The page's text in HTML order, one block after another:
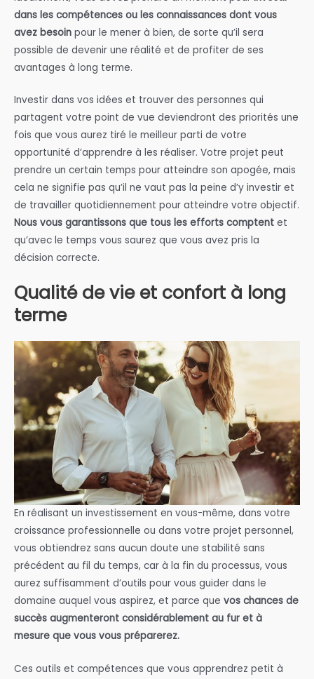
dans les compétences ou les connaissances dont vous
avez besoin pour le mener à bien, de sorte qu’il sera
possible de devenir une réalité et de profiter de ses
avantages à long terme.
Investir dans vos idées et trouver des personnes qui
partagent votre point de vue deviendront des priorités une
fois que vous aurez tiré le meilleur parti de votre
opportunité d’apprendre à les réaliser. Votre projet peut
prendre un certain temps pour atteindre son apogée, mais
cela ne signifie pas qu’il ne vaut pas la peine d’y investir et
de travailler quotidiennement pour atteindre votre objectif.
Nous vous garantissons que tous les efforts comptent et
qu’avec le temps vous saurez que vous avez pris la
décision correcte.
Qualité de vie et confort à long
terme
En réalisant un investissement en vous-même, dans votre
croissance professionnelle ou dans votre projet personnel,
vous obtiendrez sans aucun doute une stabilité sans
précédent au fil du temps, car à la fin du processus, vous
aurez suffisamment d’outils pour vous guider dans le
domaine auquel vous aspirez, et parce que vos chances de
succès augmenteront considérablement au fur et à
mesure que vous vous préparerez.
Ces outils et compétences que vous apprendrez petit à